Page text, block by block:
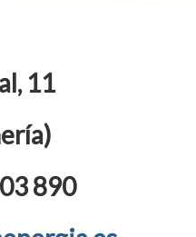
11
890